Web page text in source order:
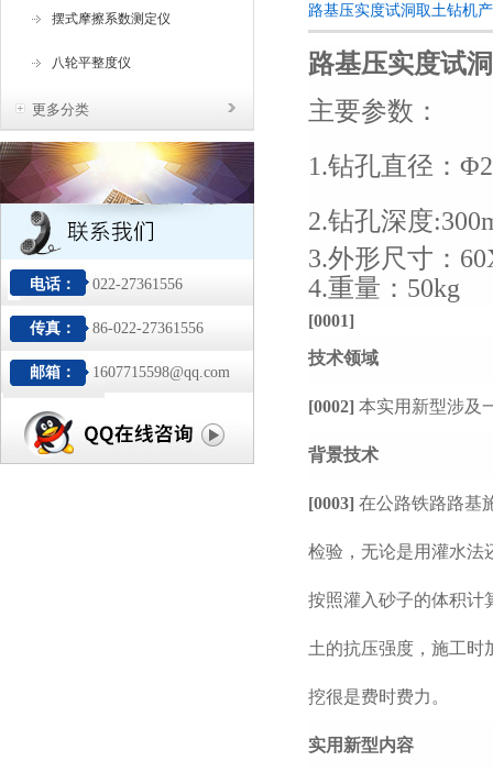
摆式摩擦系数测定仪
八轮平整度仪
更多分类
电话： 022-27361556
传真： 86-022-27361556
邮箱： 1607715598@qq.com
路基压实度试洞取土钻机
路基压实度试
主要参数：
1.钻孔直径：
2.钻孔深度
3.外形尺寸：
4.重量：50kg
[0001]
技术领域
[0002] 本实用新型涉及
背景技术
[0003] 在公路铁路路基
检验，无论是用灌水法
按照灌入砂子的体积计
土的抗压强度，施工时
挖很是费时费力。
实用新型内容